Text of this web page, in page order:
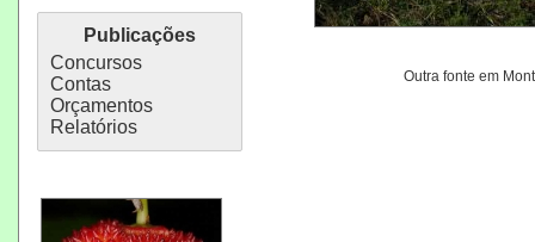
Publicações
Concursos
Contas
Orçamentos
Relatórios
Outra fonte em